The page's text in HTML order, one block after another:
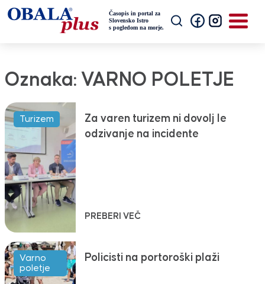
Oznaka: VARNO POLETJE
Turizem
Za varen turizem ni dovolj le
odzivanje na incidente
PREBERI VEČ
Varno
poletje
Policisti na portoroški plaži